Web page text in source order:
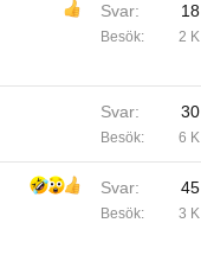
Svar 18
Besök 2 K
Svar 30
Besök 6 K
Svar 45
Besök 3 K